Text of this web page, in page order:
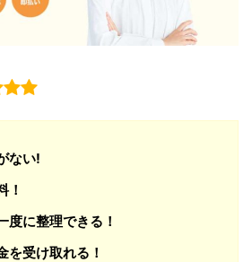
ない!
！
度に整理できる！
を受け取れる！